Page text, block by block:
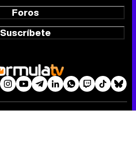
Foros
Suscríbete